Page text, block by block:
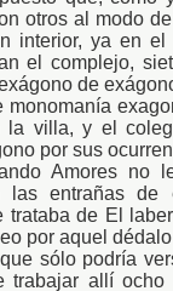
otros al modo
interior, ya en
el complejo,
de
monomanía
la villa, y el
por sus
Amores no
las entrañas de
trataba de El
por aquel
sólo podría
trabajar allí